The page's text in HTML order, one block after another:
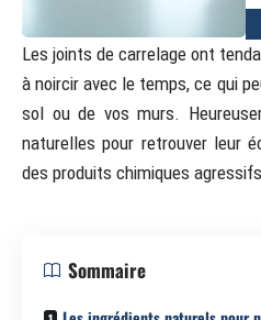
Les joints de carrelage ont
à noircir avec le temps, ce qui
sol ou de vos murs.
naturelles pour retrouver leur
des produits chimiques
Sommaire